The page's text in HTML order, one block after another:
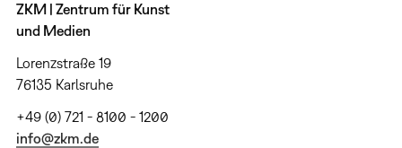
ZKM | Zentrum für Kunst
und Medien
Lorenzstraße 19
76135 Karlsruhe
+49 (0) 721 - 8100 - 1200
info@zkm.de